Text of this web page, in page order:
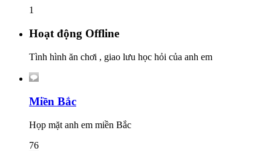
1
Hoạt động Offline
Tình hình ăn chơi , giao lưu học hỏi của anh em
Miền Bắc
Họp mặt anh em miền Bắc
76